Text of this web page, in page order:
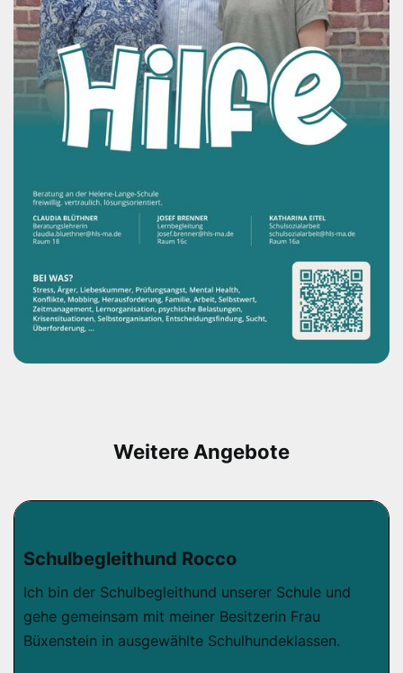
Weitere Angebote
Schulbegleithund Rocco
Ich bin der Schulbegleithund unserer Schule und
gehe gemeinsam mit meiner Besitzerin Frau
Büxenstein in ausgewählte Schulhundeklassen.